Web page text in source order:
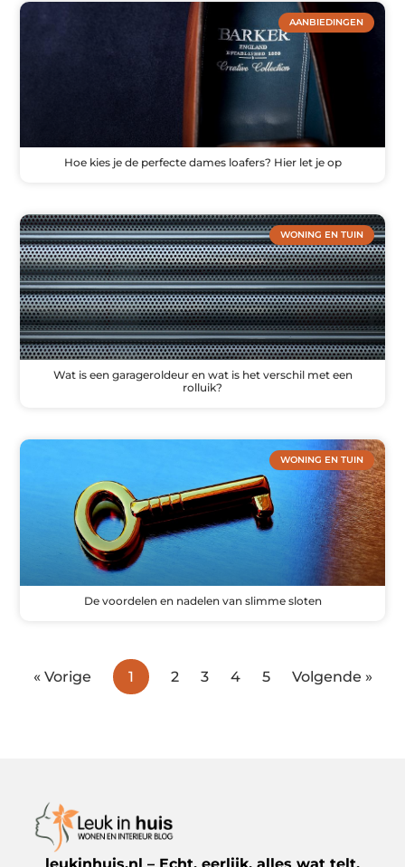
AANBIEDINGEN
Hoe kies je de perfecte dames loafers? Hier let je op
WONING EN TUIN
Wat is een garageroldeur en wat is het verschil met een
rolluik?
WONING EN TUIN
De voordelen en nadelen van slimme sloten
« Vorige 1 2 3 4 5 Volgende »